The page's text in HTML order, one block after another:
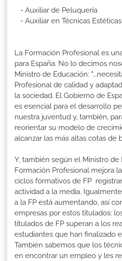
- Auxiliar de Peluquería
- Auxiliar en Técnicas Estéticas
La Formación Profesional es
para España. No lo decimos
Ministro de Educación:
Profesional de calidad y
la sociedad. El Gobierno de
es esencial para el desarrollo
nuestra juventud y, también,
reorientar su modelo de
alcanzar las más altas cotas de
Y, también según el Ministro de
Formación Profesional mejora
ciclos formativos de FP
actividad a la media.
a la FP está aumentando, así
empresas por estos titulados:
titulados de FP superan a los
estudiantes que han finalizado
También sabemos que los
en encontrar un empleo y les